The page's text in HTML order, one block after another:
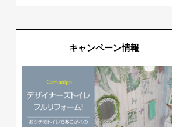
キャンペーン情報